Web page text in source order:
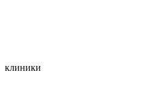
клиники